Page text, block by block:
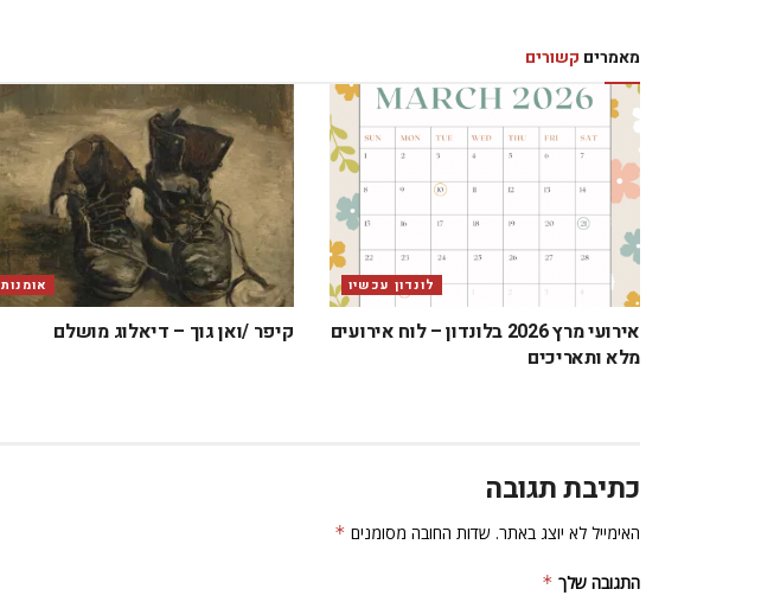
מאמרים קשורים
לונדון עכשיו
אירועי מרץ 2026 בלונדון – לוח אירועים
מלא ותאריכים
אומנות
קיפר /ואן גוך – דיאלוג מושלם
כתיבת תגובה
האימייל לא יוצג באתר. שדות החובה מסומנים *
התגובה שלך *